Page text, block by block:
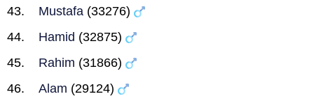
Mustafa (33276)
Hamid (32875)
Rahim (31866)
Alam (29124)